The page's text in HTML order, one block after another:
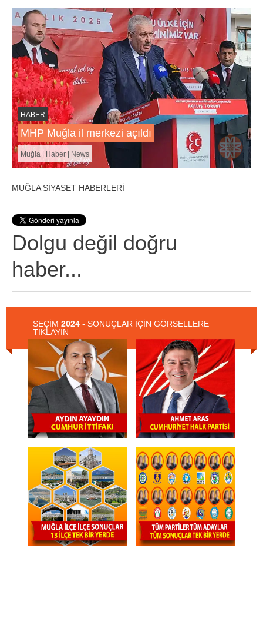
HABER
MHP Muğla il merkezi açıldı
Muğla | Haber | News
MUĞLA SİYASET HABERLERİ
Dolgu değil doğru
haber...
SEÇİM 2024 - SONUÇLAR İÇİN GÖRSELLERE
TIKLAYIN